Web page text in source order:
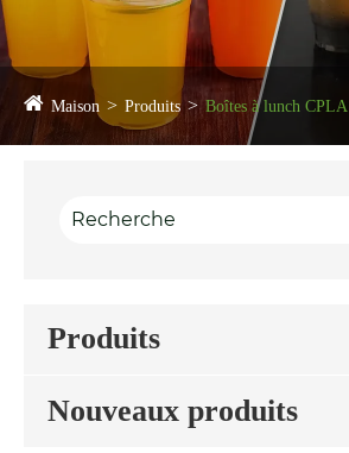
Maison Produits Boîtes à lunch CPLA
Produits
Nouveaux produits